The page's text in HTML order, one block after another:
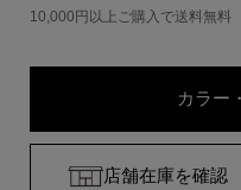
10,000円以上ご購入で送料無料
カラー
店舗在庫を確認